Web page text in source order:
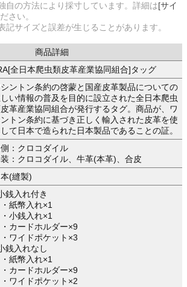
自の方法により採寸しています。詳細は[サイ
さい。
記サイズと誤差が生じることがあります。
商品詳細
全日本爬虫類皮革産業協同組合]タッグ
ントン条約の啓蒙と国産皮革製品についての
い情報の普及を目的に設立された全日本爬虫
革産業協同組合が発行するタグ。商品が、ワ
トン条約に基づき正しく輸入された皮革を使
して日本で造られた日本製品であることの証。
：クロコダイル
：クロコダイル、牛革(本革)、合皮
(縫製)
銭入れ付き
紙幣入れ×1
小銭入れ×1
カードホルダー×9
ワイドポケット×3
銭入れなし
紙幣入れ×1
カードホルダー×9
ワイドポケット×2